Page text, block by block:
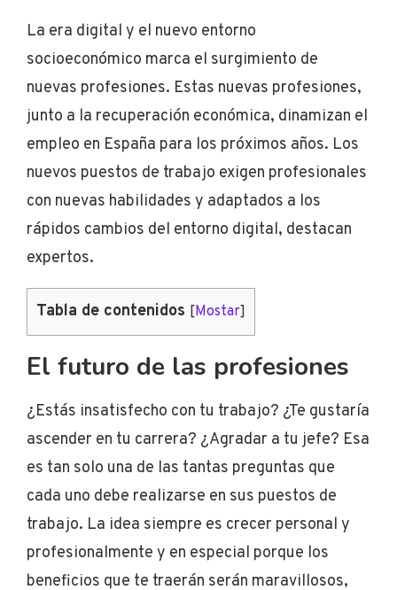
La era digital y el nuevo entorno
socioeconómico marca el surgimiento de
nuevas profesiones. Estas nuevas profesiones,
junto a la recuperación económica, dinamizan el
empleo en España para los próximos años. Los
nuevos puestos de trabajo exigen profesionales
con nuevas habilidades y adaptados a los
rápidos cambios del entorno digital, destacan
expertos.
Tabla de contenidos [Mostar]
El futuro de las profesiones
¿Estás insatisfecho con tu trabajo? ¿Te gustaría
ascender en tu carrera? ¿Agradar a tu jefe? Esa
es tan solo una de las tantas preguntas que
cada uno debe realizarse en sus puestos de
trabajo. La idea siempre es crecer personal y
profesionalmente y en especial porque los
beneficios que te traerán serán maravillosos,